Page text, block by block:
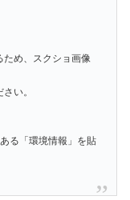
め、スクショ画像
い。
る「環境情報」を貼